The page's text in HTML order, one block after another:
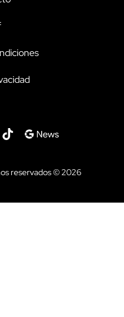
reservados © 2026